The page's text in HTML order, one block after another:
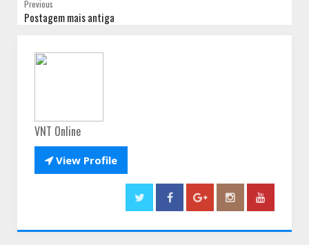
Previous
Postagem mais antiga
VNT Online
View Profile